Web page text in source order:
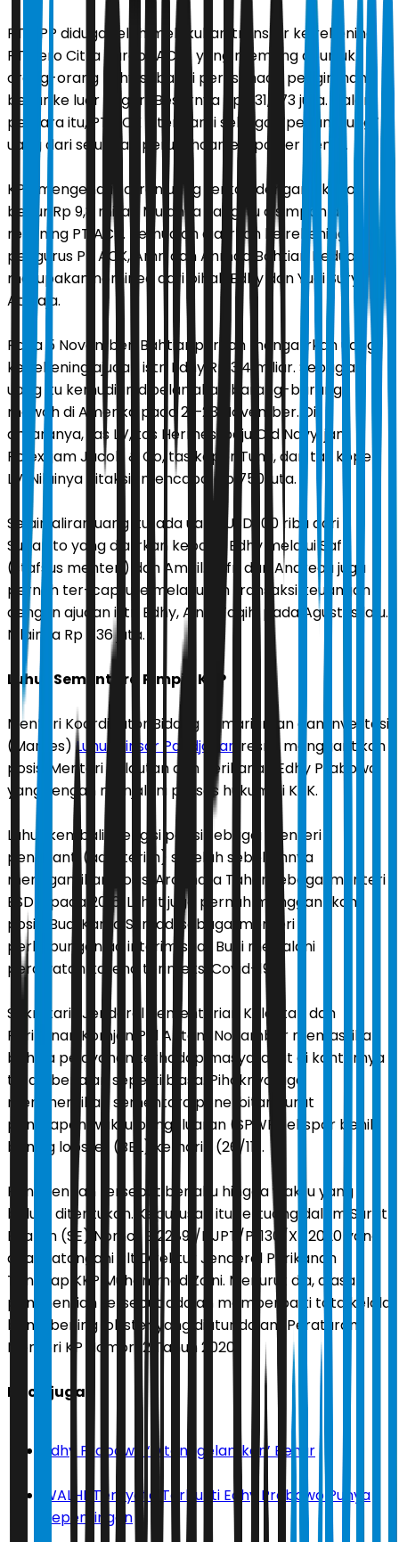
PT DPP diduga telah melakukan transfer ke rekening
PT Aero Citra Kargo (ACK) yang memang ditunjuk
orang-orang Edhy sebagai perusahaan pengiriman
benur ke luar negeri. Besarnya Rp 731,573 juta. Dalam
perkara itu, PT ACK ditengarai sebagai ’’penampung’’
uang dari sejumlah perusahaan eksporter benur.
KPK mengendus aliran uang terkait dengan ekspor
benur Rp 9,8 miliar. Mulanya uang itu disimpan di
rekening PT ACK. Kemudian dialirkan ke rekening
pengurus PT ACK, Amri dan Ahmad Bahtiar. Keduanya
merupakan nominee dari pihak Edhy dan Yudi Surya
Atmaja.
Pada 5 November, Bahtiar pernah mengalirkan uang
ke rekening ajudan istri Edhy Rp 3,4 miliar. Sebagian
uang itu kemudian dibelanjakan barang-barang
mewah di Amerika pada 21–23 November. Di
antaranya, tas LV, tas Hermes, baju Old Navy, jam
Rolex, jam Jacob & Co, tas koper Tumi, dan tas koper
LV. Nilainya ditaksir mencapai Rp 750 juta.
Selain aliran uang itu, ada uang USD 100 ribu dari
Suharjito yang dialirkan kepada Edhy melalui Safri
(stafsus menteri) dan Amiril. Safri dan Andreau juga
pernah ter-capture melakukan transaksi keuangan
dengan ajudan istri Edhy, Ainul Faqih, pada Agustus lalu.
Nilainya Rp 436 juta.
Luhut Sementara Pimpin KKP
Menteri Koordinator Bidang Kemaritiman dan Investasi
(Marves)Luhut Binsar Pandjaitan resmi menggantikan
posisi Menteri Kelautan dan Perikanan Edhy Prabowo
yang tengah menjalani proses hukum di KPK.
Luhut kembali mengisi posisi sebagai menteri
pengganti (ad interim) setelah sebelumnya
menggantikan posisi Arcandra Tahar sebagai menteri
ESDM pada 2016. Luhut juga pernah menggantikan
posisi Budi Karya Sumadi sebagai menteri
perhubungan ad interim saat Budi menjalani
perawatan karena terinfeksi Covid-19.
Sekretaris Jenderal Kementerian Kelautan dan
Perikanan Komjen Pol Antam Novambar memastikan
bahwa pelayanan terhadap masyarakat di kantornya
tetap berjalan seperti biasa. Pihaknya juga
menghentikan sementara penerbitan surat
penetapan waktu pengeluaran (SPWP) ekspor benih
bening lobster (BBL) kemarin (26/11).
Penghentian tersebut berlaku hingga waktu yang
belum ditentukan. Keputusan itu tertuang dalam Surat
Edaran (SE) Nomor B.22891/DJPT/PI.130/XI/2020 yang
ditandatangani Plt Direktur Jenderal Perikanan
Tangkap KKP Muhammad Zaini. Menurut dia, alasan
penghentian tersebut adalah memperbaiki tata kelola
benih bening lobster yang diatur dalam Peraturan
Menteri KP Nomor 12 Tahun 2020.
Baca juga:
Edhy Prabowo ‘Ditenggelamkan’ Benur
WALHI: Ternyata Terbukti Edhy Prabowo Punya
Kepentingan